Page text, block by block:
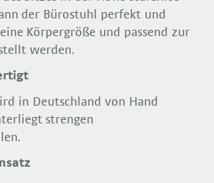
der Bürostuhl perfekt und
Körpergröße und passend zur
werden.
in Deutschland von Hand
strengen